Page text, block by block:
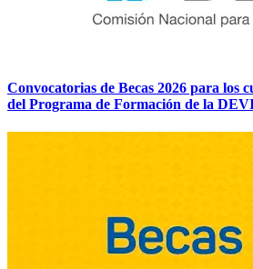
Convocatorias de Becas 2026 para los
del Programa de Formación de la